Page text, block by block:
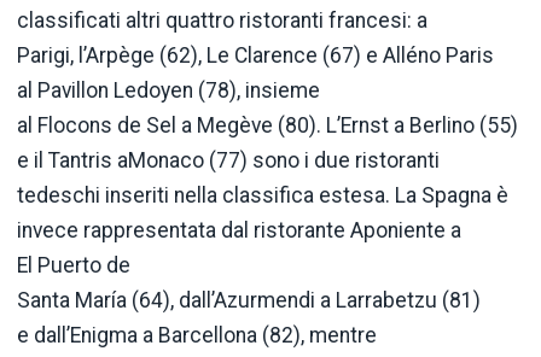
classificati altri quattro ristoranti francesi: a
Parigi, l’Arpège (62), Le Clarence (67) e Alléno Paris
al Pavillon Ledoyen (78), insieme
al Flocons de Sel a Megève (80). L’Ernst a Berlino (55)
e il Tantris aMonaco (77) sono i due ristoranti
tedeschi inseriti nella classifica estesa. La Spagna è
invece rappresentata dal ristorante Aponiente a
El Puerto de
Santa María (64), dall’Azurmendi a Larrabetzu (81)
e dall’Enigma a Barcellona (82), mentre